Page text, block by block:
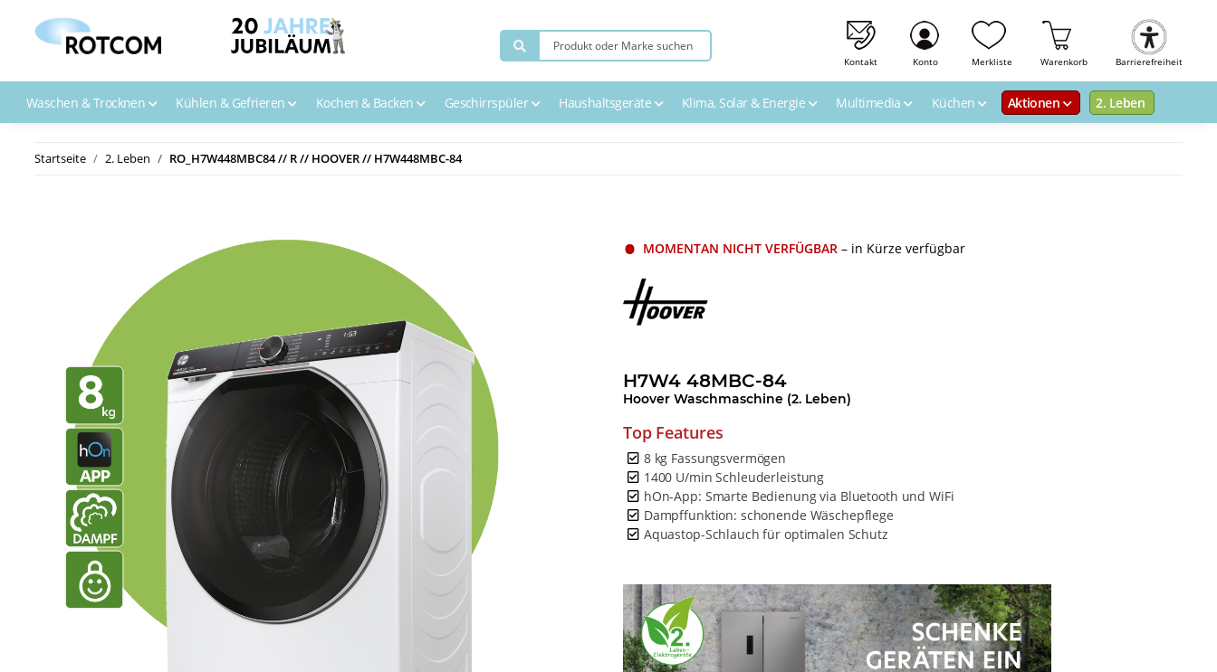
Kontakt Konto Merkliste Warenkorb Barrierefreiheit
Waschen & Trocknen Kühlen & Gefrieren Kochen & Backen Geschirrspüler Haushaltsgeräte Klima, Solar & Energie Multimedia Küchen Aktionen 2. Leben
Startseite 2. Leben RO_H7W448MBC84 // R // HOOVER // H7W448MBC-84
MOMENTAN NICHT VERFÜGBAR – in Kürze verfügbar
H7W4 48MBC-84
Hoover Waschmaschine (2. Leben)
Top Features
8 kg Fassungsvermögen
1400 U/min Schleuderleistung
hOn-App: Smarte Bedienung via Bluetooth und WiFi
Dampffunktion: schonende Wäschepflege
Aquastop-Schlauch für optimalen Schutz